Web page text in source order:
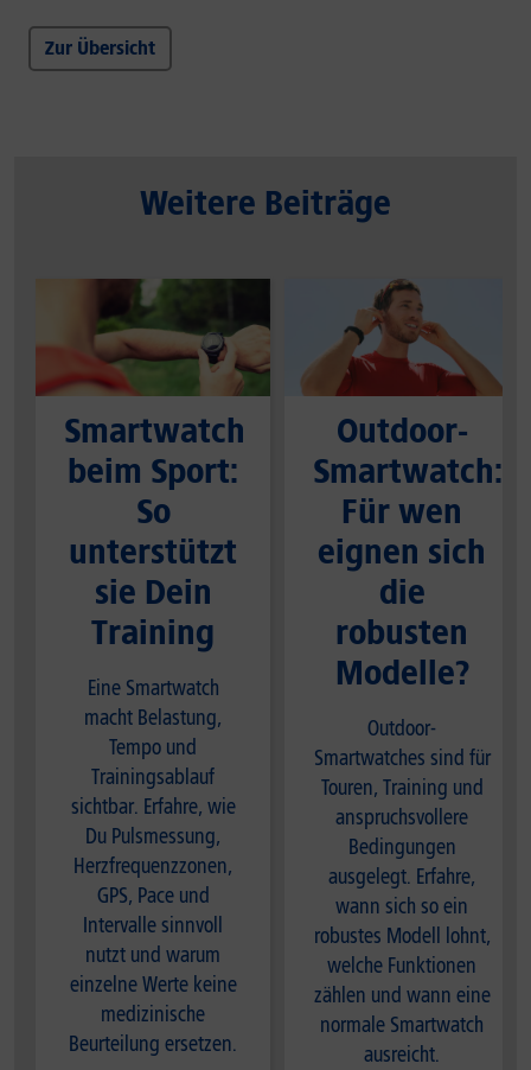
Zur Übersicht
Weitere Beiträge
Smartwatch
beim Sport:
So
unterstützt
sie Dein
Training
Eine Smartwatch
macht Belastung,
Tempo und
Trainingsablauf
sichtbar. Erfahre, wie
Du Pulsmessung,
Herzfrequenzzonen,
GPS, Pace und
Intervalle sinnvoll
nutzt und warum
einzelne Werte keine
medizinische
Beurteilung ersetzen.
Outdoor-
Smartwatch:
Für wen
eignen sich
die
robusten
Modelle?
Outdoor-
Smartwatches sind für
Touren, Training und
anspruchsvollere
Bedingungen
ausgelegt. Erfahre,
wann sich so ein
robustes Modell lohnt,
welche Funktionen
zählen und wann eine
normale Smartwatch
ausreicht.